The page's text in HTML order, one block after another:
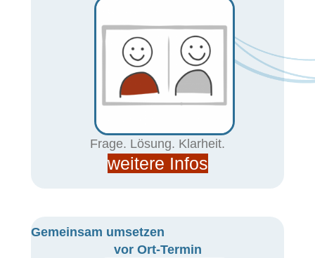
Frage. Lösung. Klarheit.
weitere Infos
Gemeinsam umsetzen
vor Ort-Termin